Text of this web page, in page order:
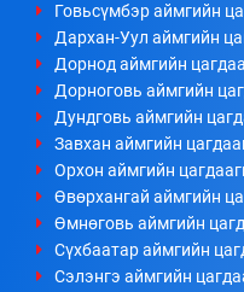
Говьсүмбэр аймгийн
Дархан-Уул аймгийн
Дорнод аймгийн
Дорноговь аймгийн
Дундговь аймгийн
Завхан аймгийн
Орхон аймгийн
Өвөрхангай аймгийн
Өмнөговь аймгийн
Сүхбаатар аймгийн
Сэлэнгэ аймгийн